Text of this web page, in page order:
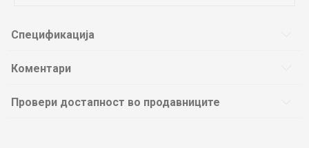
Спецификација
Коментари
Провери достапност во продавниците